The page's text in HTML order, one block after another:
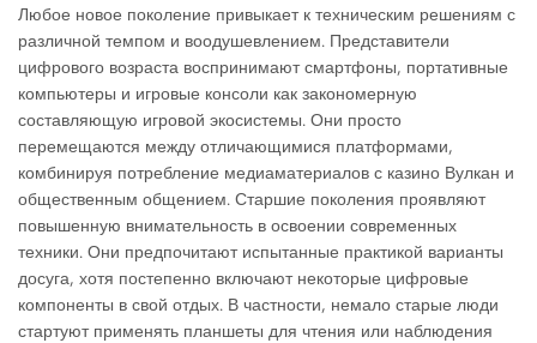
Любое новое поколение привыкает к техническим решениям с
различной темпом и воодушевлением. Представители
цифрового возраста воспринимают смартфоны, портативные
компьютеры и игровые консоли как закономерную
составляющую игровой экосистемы. Они просто
перемещаются между отличающимися платформами,
комбинируя потребление медиаматериалов с казино Вулкан и
общественным общением. Старшие поколения проявляют
повышенную внимательность в освоении современных
техники. Они предпочитают испытанные практикой варианты
досуга, хотя постепенно включают некоторые цифровые
компоненты в свой отдых. В частности, немало старые люди
стартуют применять планшеты для чтения или наблюдения